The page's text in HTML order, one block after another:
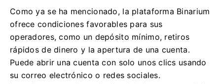
Como ya se ha mencionado, la plataforma Binarium
ofrece condiciones favorables para sus
operadores, como un depósito mínimo, retiros
rápidos de dinero y la apertura de una cuenta.
Puede abrir una cuenta con solo unos clics usando
su correo electrónico o redes sociales.